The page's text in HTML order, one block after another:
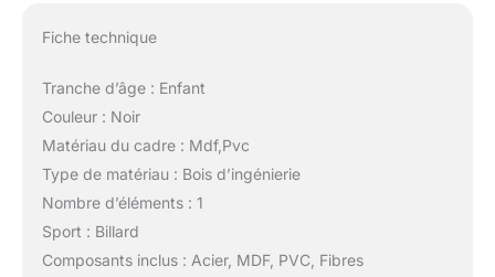
Fiche technique
Tranche d’âge : Enfant
Couleur : Noir
Matériau du cadre : Mdf,Pvc
Type de matériau : Bois d’ingénierie
Nombre d’éléments : 1
Sport : Billard
Composants inclus : Acier, MDF, PVC, Fibres